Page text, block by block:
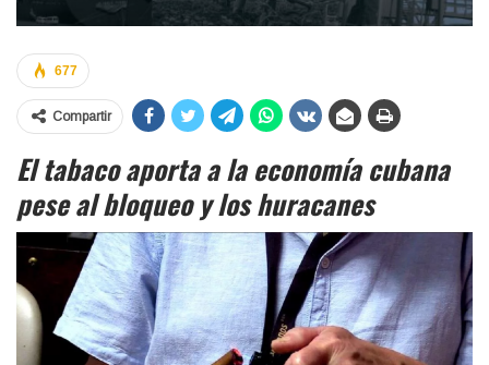
677
Compartir
El tabaco aporta a la economía cubana
pese al bloqueo y los huracanes